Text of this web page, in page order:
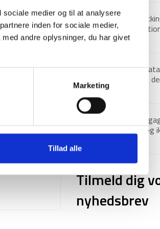
medier og til at analysere
inden for sociale medier,
andre oplysninger, du har givet
Marketing
Tillad alle
i 2008 og
væld af
gå glip af
Via
vide om
klatrerute
1. april 2025
du må og
27. marts 2025
Tilmeld dig
nyhedsbrev